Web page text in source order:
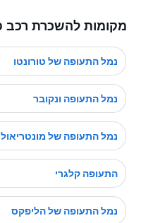
מקומות להשכרת רכב
נמל התעופה של טורונטו
נמל התעופה ונקובר
נמל התעופה של מונטריאול
התעופה קלגרי
נמל התעופה של הליפקס